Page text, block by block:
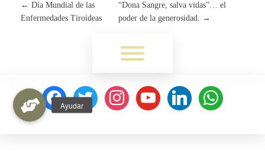
P
T
N
← Día Mundial de las
Enfermedades Tiroideas
“Dona Sangre, salva vidas”… el
poder de la generosidad. →
facebook twitter instagram youtube linkedin whatsapp